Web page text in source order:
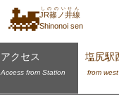
🚂JR篠ノ井線
しののいせん
Shinonoi sen
アクセス
Access from Station
塩尻駅
from